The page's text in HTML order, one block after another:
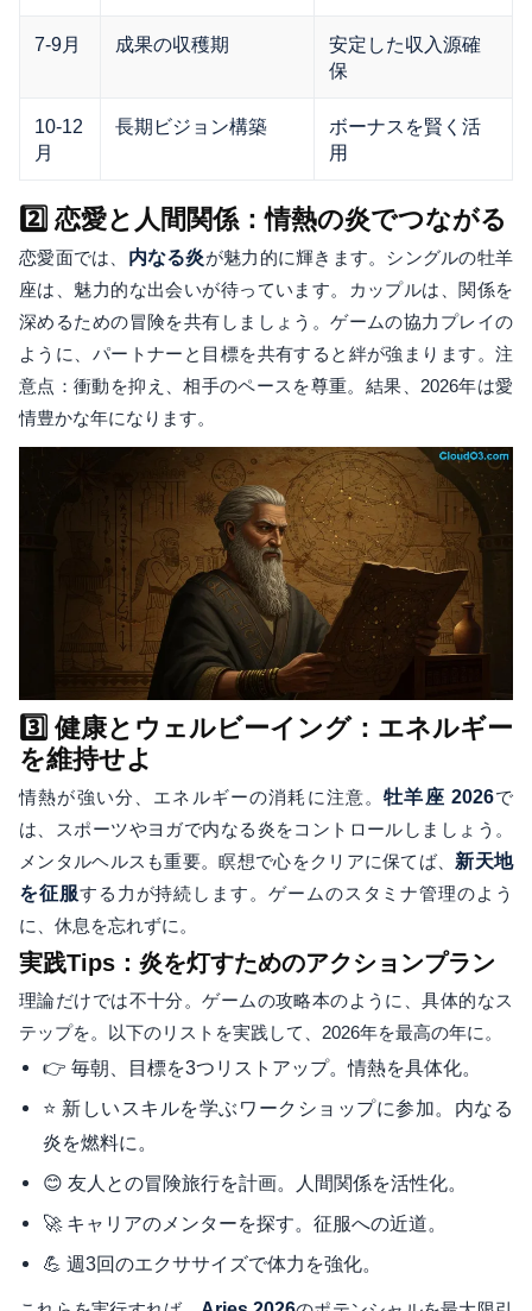
7-9月 成果の収穫期
安定した収入源確
保
10-12
月
長期ビジョン構築
ボーナスを賢く活
用
2️⃣ 恋愛と人間関係：情熱の炎でつながる
恋愛面では、 内なる炎が魅力的に輝きます。シングルの牡羊
座は、魅力的な出会いが待っています。カップルは、関係を
深めるための冒険を共有しましょう。ゲームの協力プレイの
ように、パートナーと目標を共有すると絆が強まります。注
意点：衝動を抑え、相手のペースを尊重。結果、2026年は愛
情豊かな年になります。
3️⃣ 健康とウェルビーイング：エネルギー
を維持せよ
情熱が強い分、エネルギーの消耗に注意。牡羊座 2026で
は、スポーツやヨガで内なる炎をコントロールしましょう。
メンタルヘルスも重要。瞑想で心をクリアに保てば、新天地
を征服する力が持続します。ゲームのスタミナ管理のよう
に、休息を忘れずに。
実践Tips：炎を灯すためのアクションプラン
理論だけでは不十分。ゲームの攻略本のように、具体的なス
テップを。以下のリストを実践して、2026年を最高の年に。
👉 毎朝、目標を3つリストアップ。情熱を具体化。
⭐ 新しいスキルを学ぶワークショップに参加。内なる
炎を燃料に。
😊 友人との冒険旅行を計画。人間関係を活性化。
🚀 キャリアのメンターを探す。征服への近道。
💪 週3回のエクササイズで体力を強化。